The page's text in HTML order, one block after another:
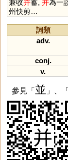
兼收并蓄, 并為一
州快剪…
詞類
adv.
conj.
v.
參見「 並 」、「